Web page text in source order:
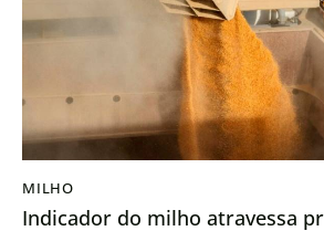
MILHO
Indicador do milho atravessa